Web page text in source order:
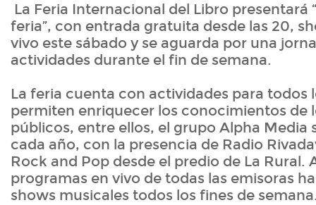
La Feria Internacional del Libro presentará
feria”, con entrada gratuita desde las 20,
vivo este sábado y se aguarda por una
actividades durante el fin de semana.
La feria cuenta con actividades para todos
permiten enriquecer los conocimientos de
públicos, entre ellos, el grupo Alpha Media
cada año, con la presencia de Radio
Rock and Pop desde el predio de La Rural.
programas en vivo de todas las emisoras
shows musicales todos los fines de